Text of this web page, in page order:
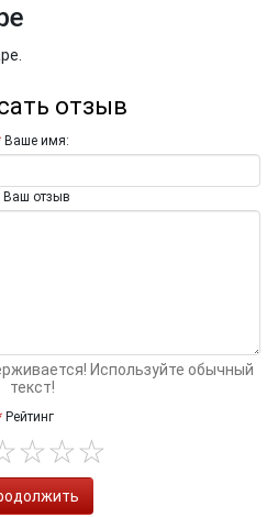
отзыв
Ваше имя:
Ваш отзыв
Используйте обычный
текст!
Рейтинг